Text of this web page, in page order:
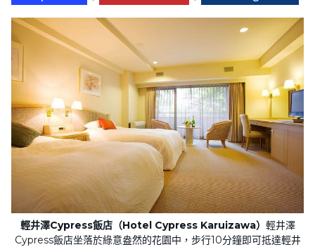
輕井澤Cypress飯店（Hotel Cypress Karuizawa） 輕井澤
Cypress飯店坐落於綠意盎然的花園中，步行10分鐘即可抵達輕井